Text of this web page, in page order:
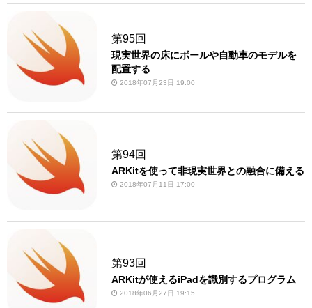
第95回
現実世界の床にボールや自動車のモデルを
配置する
2018年07月23日 19:00
第94回
ARKitを使って非現実世界との融合に備える
2018年07月11日 17:00
第93回
ARKitが使えるiPadを識別するプログラム
2018年06月27日 19:15